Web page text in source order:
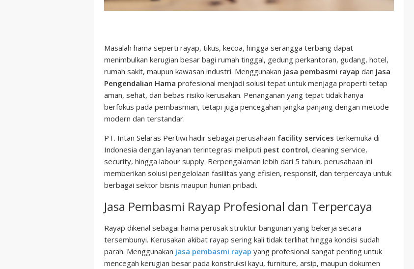
Masalah hama seperti rayap, tikus, kecoa, hingga serangga terbang dapat
menimbulkan kerugian besar bagi rumah tinggal, gedung perkantoran, gudang, hotel,
rumah sakit, maupun kawasan industri. Menggunakan jasa pembasmi rayap dan Jasa
Pengendalian Hama profesional menjadi solusi tepat untuk menjaga properti tetap
aman, sehat, dan bebas risiko kerusakan. Penanganan yang tepat tidak hanya
berfokus pada pembasmian, tetapi juga pencegahan jangka panjang dengan metode
modern dan terstandar.
PT. Intan Selaras Pertiwi hadir sebagai perusahaan facility services terkemuka di
Indonesia dengan layanan terintegrasi meliputi pest control, cleaning service,
security, hingga labour supply. Berpengalaman lebih dari 5 tahun, perusahaan ini
memberikan solusi pengelolaan fasilitas yang efisien, responsif, dan terpercaya untuk
berbagai sektor bisnis maupun hunian pribadi.
Jasa Pembasmi Rayap Profesional dan Terpercaya
Rayap dikenal sebagai hama perusak struktur bangunan yang bekerja secara
tersembunyi. Kerusakan akibat rayap sering kali tidak terlihat hingga kondisi sudah
parah. Menggunakan jasa pembasmi rayap yang profesional sangat penting untuk
mencegah kerugian besar pada konstruksi kayu, furniture, arsip, maupun dokumen